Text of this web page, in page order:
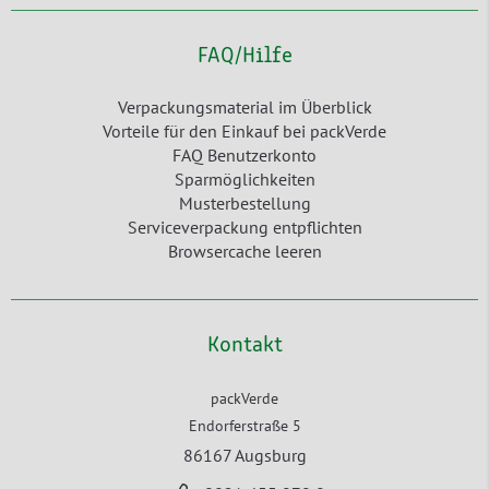
FAQ/Hilfe
Verpackungsmaterial im Überblick
Vorteile für den Einkauf bei packVerde
FAQ Benutzerkonto
Sparmöglichkeiten
Musterbestellung
Serviceverpackung entpflichten
Browsercache leeren
Kontakt
packVerde
Endorferstraße 5
86167 Augsburg